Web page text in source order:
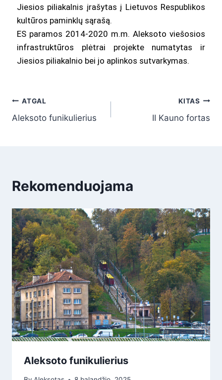
Jiesios piliakalnis įrašytas į Lietuvos Respublikos
kultūros paminklų sąrašą.
ES paramos 2014-2020 m.m. Aleksoto viešosios
infrastruktūros plėtrai projekte numatytas ir
Jiesios piliakalnio bei jo aplinkos sutvarkymas.
ATGAL
Aleksoto funikulierius
KITAS
II Kauno fortas
Rekomenduojama
Aleksoto funikulierius